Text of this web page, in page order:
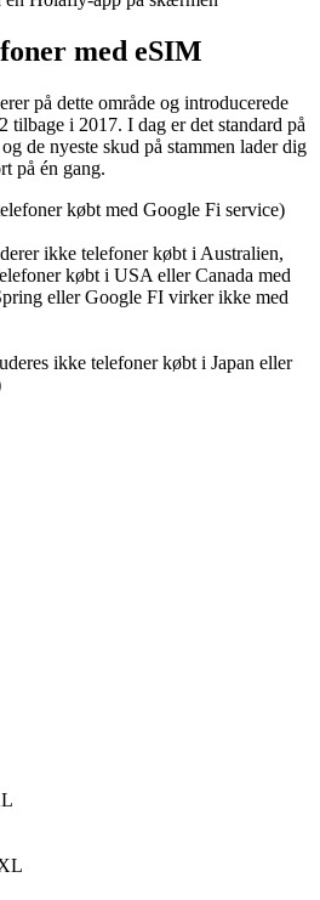
med eSIM
på dette område og introducerede
tilbage i 2017. I dag er det standard på
de nyeste skud på stammen lader dig
på én gang.
købt med Google Fi service)
ikke telefoner købt i Australien,
købt i USA eller Canada med
eller Google FI virker ikke med
ikke telefoner købt i Japan eller